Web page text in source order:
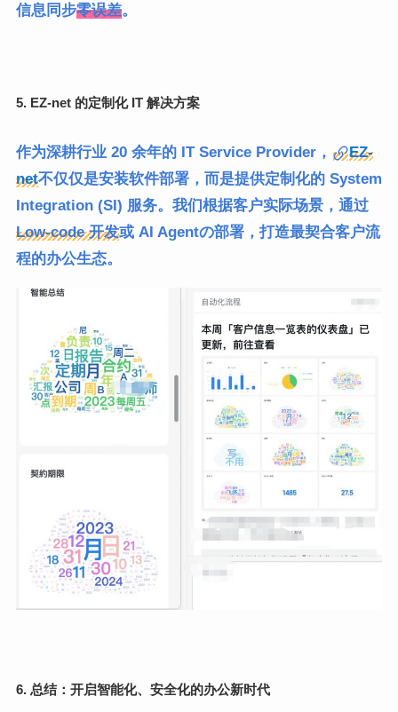
信息同步零误差。
5. EZ-net 的定制化 IT 解决方案
作为深耕行业 20 余年的 IT Service Provider，
EZ-
net不仅仅是安装软件部署，而是提供定制化的 System
Integration (SI) 服务。我们根据客户实际场景，通过
Low-code 开发或 AI Agentの部署，打造最契合客户流
程的办公生态。
6. 总结：开启智能化、安全化的办公新时代